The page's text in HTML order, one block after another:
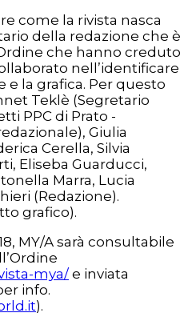
come la rivista nasca
della redazione che è
che hanno creduto
nell’identificare
la grafica. Per questo
Teklè (Segretario
PPC di Prato -
Giulia
Cerella, Silvia
Eliseba Guarducci,
Marra, Lucia
(Redazione).
grafico).
MY/A sarà consultabile
mya/ e inviata
info.
).